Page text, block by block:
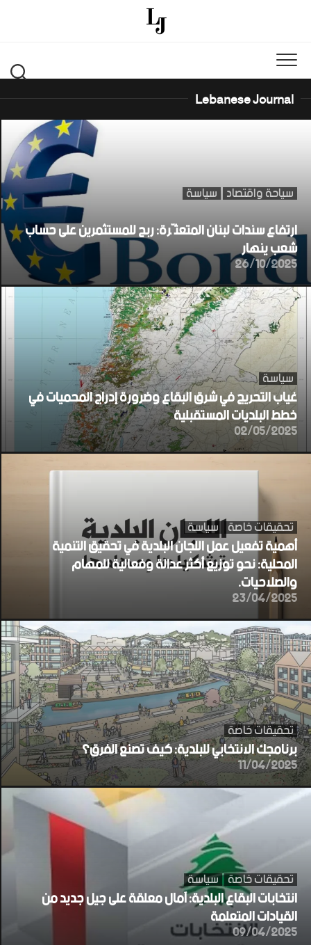
Lebanese Journal
سياحة واقتصاد سياسة
ارتفاع سندات لبنان المتعثّرة: ربح للمستثمرين على حساب
شعب ينهار
26/10/2025
سياسة
غياب التحريج في شرق البقاع وضرورة إدراج المحميات في
خطط البلديات المستقبلية
02/05/2025
تحقيقات خاصة سياسة
أهمية تفعيل عمل اللجان البلدية في تحقيق التنمية
المحلية: نحو توزيع أكثر عدالة وفعالية للمهام
والصلاحيات.
23/04/2025
تحقيقات خاصة
برنامجك الانتخابي للبلدية: كيف تصنع الفرق؟
11/04/2025
تحقيقات خاصة سياسة
انتخابات البقاع البلدية: آمال معلقة على جيل جديد من
القيادات المتعلمة
09/04/2025